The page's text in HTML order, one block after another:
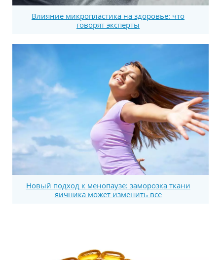
Влияние микропластика на здоровье: что
говорят эксперты
Новый подход к менопаузе: заморозка ткани
яичника может изменить все